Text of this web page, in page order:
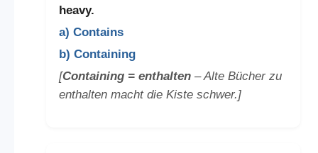
heavy.
a) Contains
b) Containing
[Containing = enthalten– Alte Bücher zu
enthalten macht die Kiste schwer.]